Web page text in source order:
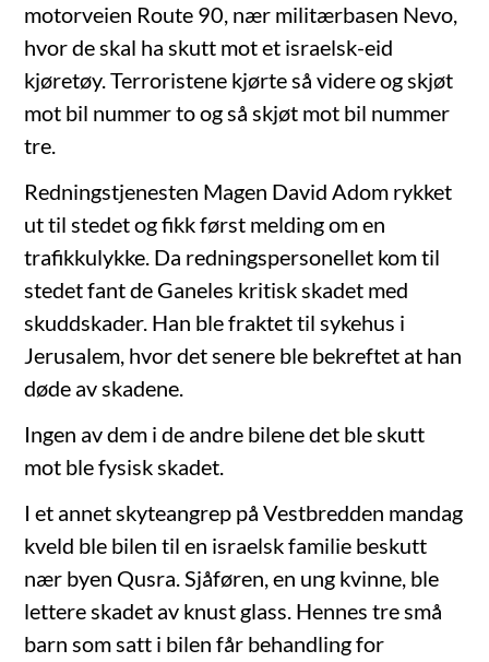
motorveien Route 90, nær militærbasen Nevo,
hvor de skal ha skutt mot et israelsk-eid
kjøretøy. Terroristene kjørte så videre og skjøt
mot bil nummer to og så skjøt mot bil nummer
tre.
Redningstjenesten Magen David Adom rykket
ut til stedet og fikk først melding om en
trafikkulykke. Da redningspersonellet kom til
stedet fant de Ganeles kritisk skadet med
skuddskader. Han ble fraktet til sykehus i
Jerusalem, hvor det senere ble bekreftet at han
døde av skadene.
Ingen av dem i de andre bilene det ble skutt
mot ble fysisk skadet.
I et annet skyteangrep på Vestbredden mandag
kveld ble bilen til en israelsk familie beskutt
nær byen Qusra. Sjåføren, en ung kvinne, ble
lettere skadet av knust glass. Hennes tre små
barn som satt i bilen får behandling for